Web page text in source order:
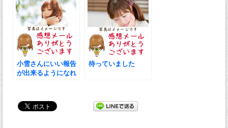
小雪さんにいい報告
が出来るようになれ
待っていました